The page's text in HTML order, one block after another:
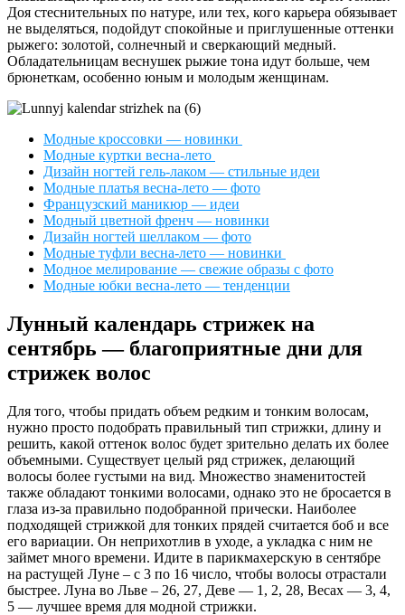
Доя стеснительных по натуре, или тех, кого карьера обязывает
не выделяться, подойдут спокойные и приглушенные оттенки
рыжего: золотой, солнечный и сверкающий медный.
Обладательницам веснушек рыжие тона идут больше, чем
брюнеткам, особенно юным и молодым женщинам.
Модные кроссовки — новинки
Модные куртки весна-лето
Дизайн ногтей гель-лаком — стильные идеи
Модные платья весна-лето — фото
Французский маникюр — идеи
Модный цветной френч — новинки
Дизайн ногтей шеллаком — фото
Модные туфли весна-лето — новинки
Модное мелирование — свежие образы с фото
Модные юбки весна-лето — тенденции
Лунный календарь стрижек на
сентябрь — благоприятные дни для
стрижек волос
Для того, чтобы придать объем редким и тонким волосам,
нужно просто подобрать правильный тип стрижки, длину и
решить, какой оттенок волос будет зрительно делать их более
объемными. Существует целый ряд стрижек, делающий
волосы более густыми на вид. Множество знаменитостей
также обладают тонкими волосами, однако это не бросается в
глаза из-за правильно подобранной прически. Наиболее
подходящей стрижкой для тонких прядей считается боб и все
его вариации. Он неприхотлив в уходе, а укладка с ним не
займет много времени. Идите в парикмахерскую в сентябре
на растущей Луне – с 3 по 16 число, чтобы волосы отрастали
быстрее. Луна во Льве – 26, 27, Деве — 1, 2, 28, Весах — 3, 4,
5 — лучшее время для модной стрижки.